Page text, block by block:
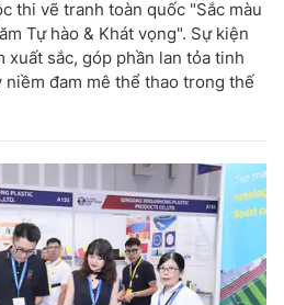
thi vẽ tranh toàn quốc "Sắc màu
Tự hào & Khát vọng". Sự kiện
xuất sắc, góp phần lan tỏa tinh
niềm đam mê thể thao trong thế